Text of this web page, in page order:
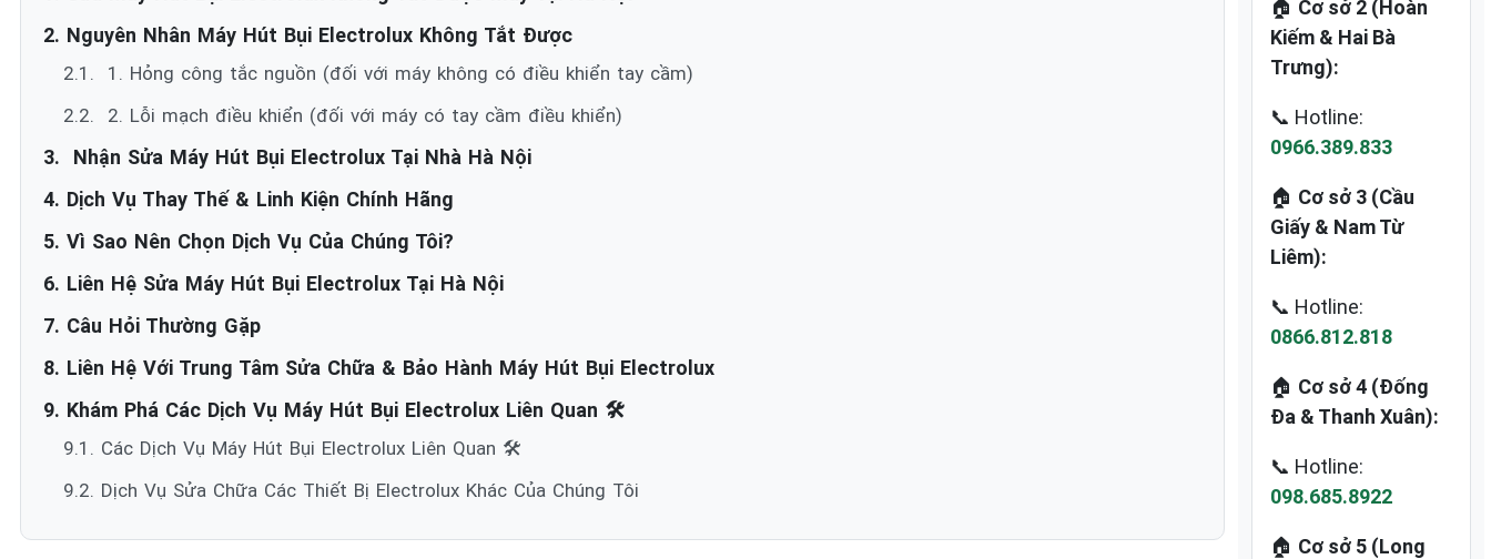
2. Nguyên Nhân Máy Hút Bụi Electrolux Không Tắt Được
2.1. ️ 1. Hỏng công tắc nguồn (đối với máy không có điều khiển tay cầm)
2.2. ️ 2. Lỗi mạch điều khiển (đối với máy có tay cầm điều khiển)
3. ️ Nhận Sửa Máy Hút Bụi Electrolux Tại Nhà Hà Nội
4. Dịch Vụ Thay Thế & Linh Kiện Chính Hãng
5. Vì Sao Nên Chọn Dịch Vụ Của Chúng Tôi?
6. Liên Hệ Sửa Máy Hút Bụi Electrolux Tại Hà Nội
7. Câu Hỏi Thường Gặp
8. Liên Hệ Với Trung Tâm Sửa Chữa & Bảo Hành Máy Hút Bụi Electrolux
9. Khám Phá Các Dịch Vụ Máy Hút Bụi Electrolux Liên Quan 🛠️
9.1. Các Dịch Vụ Máy Hút Bụi Electrolux Liên Quan 🛠️
9.2. Dịch Vụ Sửa Chữa Các Thiết Bị Electrolux Khác Của Chúng Tôi
🏠 Cơ sở 2 (Hoàn
Kiếm & Hai Bà
Trưng):
📞 Hotline:
0966.389.833
🏠 Cơ sở 3 (Cầu
Giấy & Nam Từ
Liêm):
📞 Hotline:
0866.812.818
🏠 Cơ sở 4 (Đống
Đa & Thanh Xuân):
📞 Hotline:
098.685.8922
🏠 Cơ sở 5 (Long